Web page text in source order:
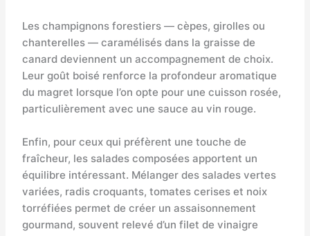
Les champignons forestiers — cèpes, girolles ou
chanterelles — caramélisés dans la graisse de
canard deviennent un accompagnement de choix.
Leur goût boisé renforce la profondeur aromatique
du magret lorsque l’on opte pour une cuisson rosée,
particulièrement avec une sauce au vin rouge.
Enfin, pour ceux qui préfèrent une touche de
fraîcheur, les salades composées apportent un
équilibre intéressant. Mélanger des salades vertes
variées, radis croquants, tomates cerises et noix
torréfiées permet de créer un assaisonnement
gourmand, souvent relevé d’un filet de vinaigre